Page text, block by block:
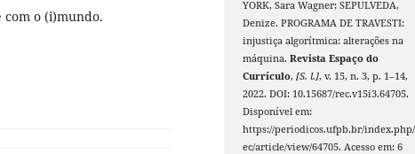
com o (i)mundo.
YORK, Sara Wagner; SEPULVEDA,
Denize. PROGRAMA DE TRAVESTI:
injustiça algorítmica: alterações na
máquina.Revista Espaço do
Currículo,[S. l.], v. 15, n. 3, p. 1–14,
2022. DOI: 10.15687/rec.v15i3.64705.
Disponível em:
https://periodicos.ufpb.br/
ec/article/view/64705. Acesso em: 6